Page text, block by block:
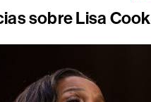
sobre Lisa Cook